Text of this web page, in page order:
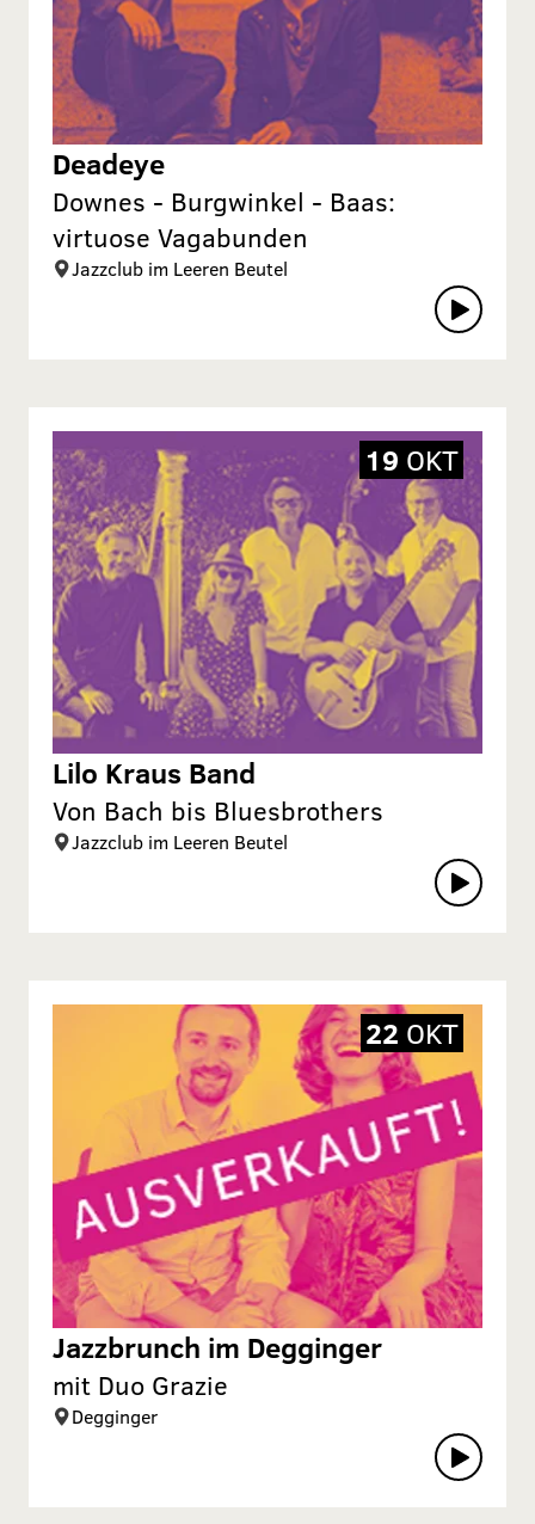
Deadeye
Downes - Burgwinkel - Baas:
virtuose Vagabunden
Jazzclub im Leeren Beutel
Lilo Kraus Band
Von Bach bis Bluesbrothers
Jazzclub im Leeren Beutel
19 OKT
Jazzbrunch im Degginger
mit Duo Grazie
Degginger
22 OKT